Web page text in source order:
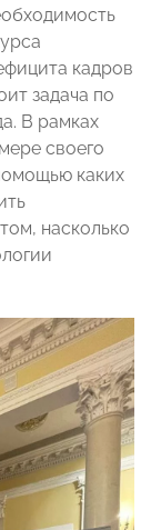
кадров
задача по
В рамках
своего
каких
насколько